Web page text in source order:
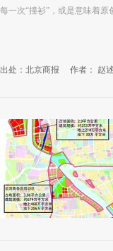
每一次“撞衫”，或是意味着原
出处：北京商报 作者： 赵